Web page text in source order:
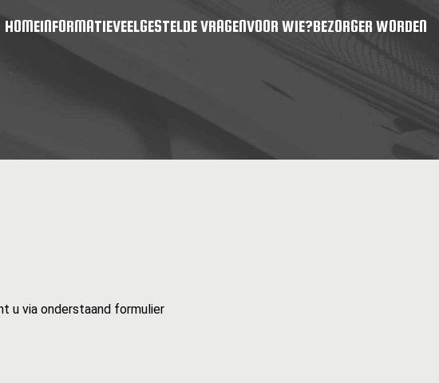
HOMEINFORMATIEVEELGESTELDE VRAGENVOOR WIE?BEZORGER WORDEN
u via onderstaand formulier